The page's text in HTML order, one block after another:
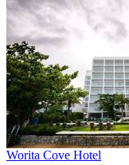
Worita Cove Hotel